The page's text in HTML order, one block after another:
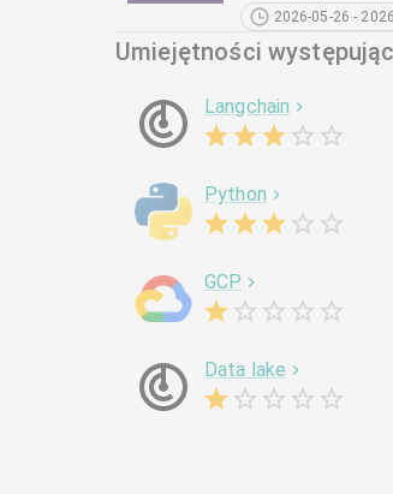
2026-05-26 -
Umiejętności
Langchain
Python
GCP
Data lake